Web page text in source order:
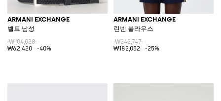
ARMANI EXCHANGE
벨트 남성
₩104,028
₩62,420
-40%
ARMANI EXCHANGE
린넨 블라우스
₩242,747
₩182,052
-25%